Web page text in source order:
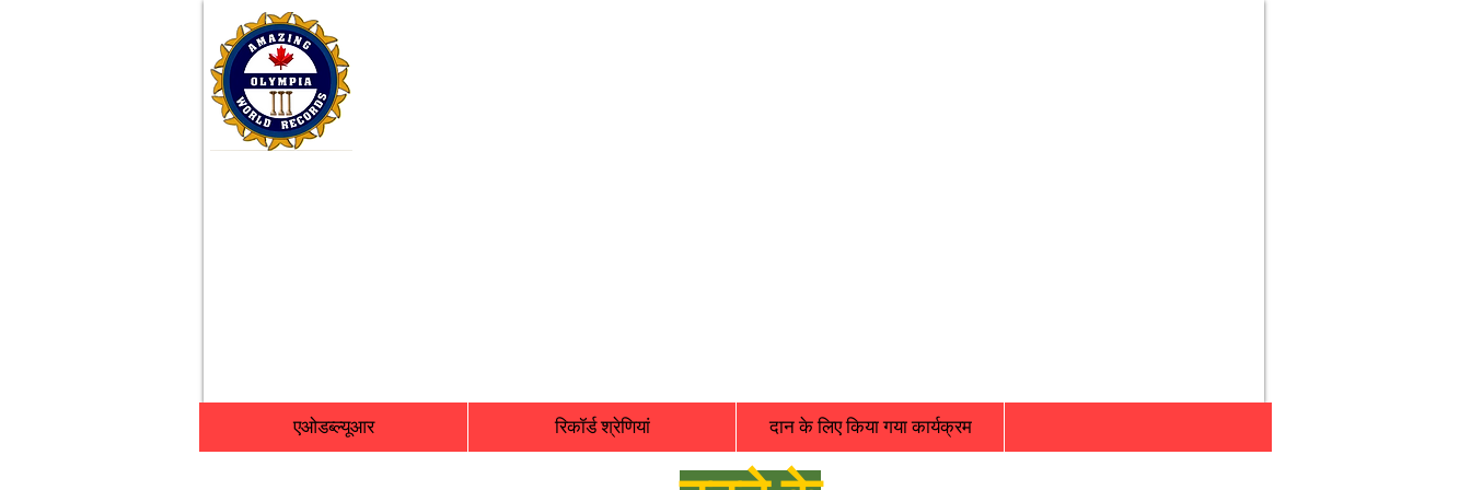
एओडब्ल्यूआर रिकॉर्ड श्रेणियां दान के लिए किया गया कार्यक्रम